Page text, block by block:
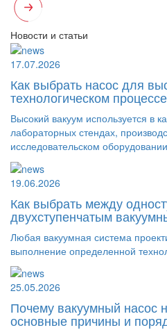
Новости и статьи
17.07.2026
Как выбрать насос для
технологическом процессе
Высокий вакуум используется в
лабораторных стендах,
исследовательском
19.06.2026
Как выбрать между
двухступенчатым
Любая вакуумная система
выполнение определенной
25.05.2026
Почему вакуумный насос
основные причины и